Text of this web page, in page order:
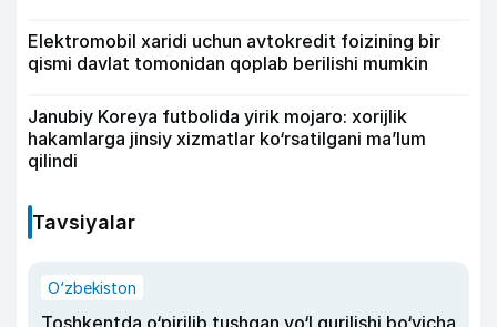
Elektromobil xaridi uchun avtokredit foizining bir
qismi davlat tomonidan qoplab berilishi mumkin
Janubiy Koreya futbolida yirik mojaro: xorijlik
hakamlarga jinsiy xizmatlar ko‘rsatilgani ma’lum
qilindi
Tavsiyalar
O‘zbekiston
Toshkentda o‘pirilib tushgan yo‘l qurilishi bo‘yicha